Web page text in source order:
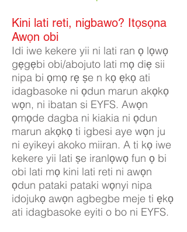
Kini lati reti, nigbawo? Itọsọna
Awọn obi
Idi iwe kekere yii ni lati ran ọ lọwọ
gẹgẹbi obi/abojuto lati mọ diẹ sii
nipa bi ọmọ rẹ ṣe n kọ ẹkọ ati
idagbasoke ni ọdun marun akọkọ
wọn, ni ibatan si EYFS. Awọn
ọmọde dagba ni kiakia ni ọdun
marun akọkọ ti igbesi aye wọn ju
ni eyikeyi akoko miiran. A ti kọ iwe
kekere yii lati ṣe iranlọwọ fun ọ bi
obi lati mọ kini lati reti ni awọn
ọdun pataki pataki wọnyi nipa
idojukọ awọn agbegbe meje ti ẹkọ
ati idagbasoke eyiti o bo ni EYFS.